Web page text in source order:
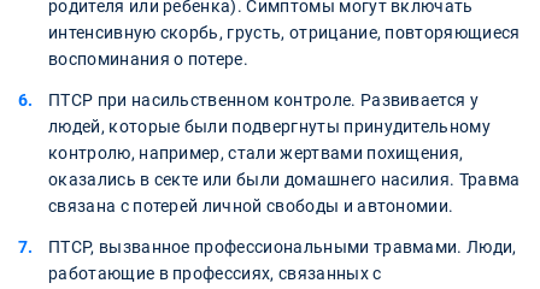
родителя или ребенка). Симптомы могут включать
интенсивную скорбь, грусть, отрицание, повторяющиеся
воспоминания о потере.
ПТСР при насильственном контроле. Развивается у
людей, которые были подвергнуты принудительному
контролю, например, стали жертвами похищения,
оказались в секте или были домашнего насилия. Травма
связана с потерей личной свободы и автономии.
ПТСР, вызванное профессиональными травмами. Люди,
работающие в профессиях, связанных с